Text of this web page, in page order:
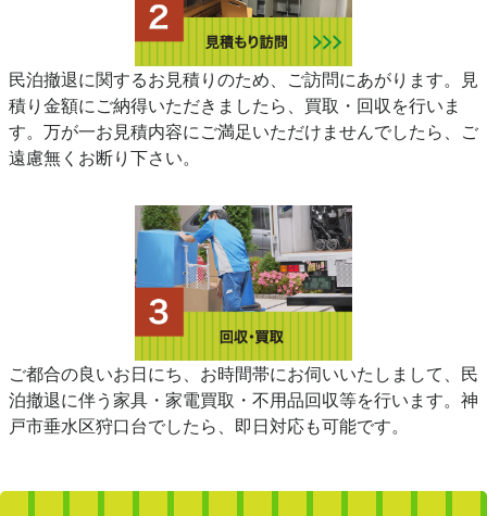
民泊撤退に関するお見積りのため、ご訪問にあがります。見
積り金額にご納得いただきましたら、買取・回収を行いま
す。万が一お見積内容にご満足いただけませんでしたら、ご
遠慮無くお断り下さい。
ご都合の良いお日にち、お時間帯にお伺いいたしまして、民
泊撤退に伴う家具・家電買取・不用品回収等を行います。神
戸市垂水区狩口台でしたら、即日対応も可能です。